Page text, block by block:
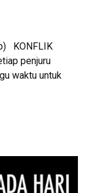
KONFLIK
penjuru
waktu untuk